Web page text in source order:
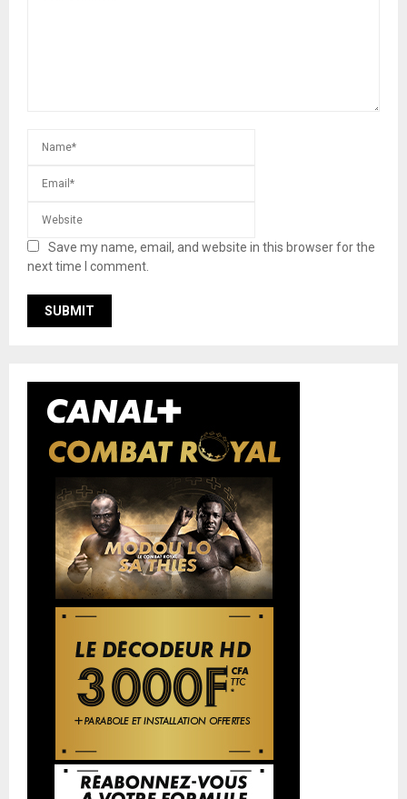
Save my name, email, and website in this browser for the
next time I comment.